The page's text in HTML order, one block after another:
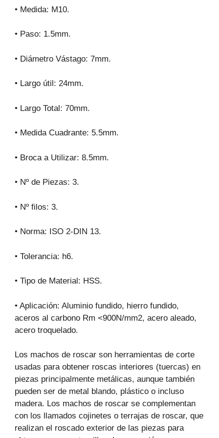
• Medida: M10.
• Paso: 1.5mm.
• Diámetro Vástago: 7mm.
• Largo útil: 24mm.
• Largo Total: 70mm.
• Medida Cuadrante: 5.5mm.
• Broca a Utilizar: 8.5mm.
• Nº de Piezas: 3.
• Nº filos: 3.
• Norma: ISO 2-DIN 13.
• Tolerancia: h6.
• Tipo de Material: HSS.
• Aplicación: Aluminio fundido, hierro fundido,
aceros al carbono Rm <900N/mm2, acero aleado,
acero troquelado.
Los machos de roscar son herramientas de corte
usadas para obtener roscas interiores (tuercas) en
piezas principalmente metálicas, aunque también
pueden ser de metal blando, plástico o incluso
madera. Los machos de roscar se complementan
con los llamados cojinetes o terrajas de roscar, que
realizan el roscado exterior de las piezas para